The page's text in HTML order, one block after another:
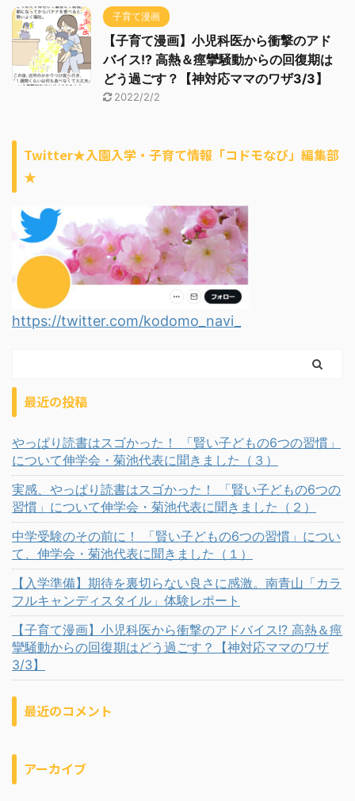
子育て漫画
【子育て漫画】小児科医から衝撃のアド
バイス!? 高熱＆痙攣騒動からの回復期は
どう過ごす？【神対応ママのワザ3/3】
2022/2/2
Twitter★入園入学・子育て情報「コドモなび」編集部
★
https://twitter.com/kodomo_navi_
最近の投稿
やっぱり読書はスゴかった！ 「賢い子どもの6つの習慣」
について伸学会・菊池代表に聞きました（３）
実感、やっぱり読書はスゴかった！ 「賢い子どもの6つの
習慣」について伸学会・菊池代表に聞きました（２）
中学受験のその前に！ 「賢い子どもの6つの習慣」につい
て、伸学会・菊池代表に聞きました（１）
【入学準備】期待を裏切らない良さに感激。南青山「カラ
フルキャンディスタイル」体験レポート
【子育て漫画】小児科医から衝撃のアドバイス!? 高熱＆痙
攣騒動からの回復期はどう過ごす？【神対応ママのワザ
3/3】
最近のコメント
アーカイブ